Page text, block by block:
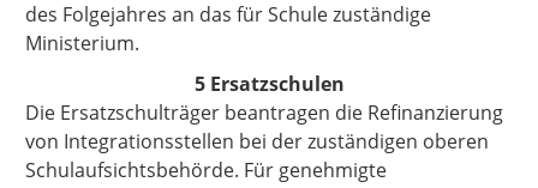
des Folgejahres an das für Schule zuständige
Ministerium.
5 Ersatzschulen
Die Ersatzschulträger beantragen die Refinanzierung
von Integrationsstellen bei der zuständigen oberen
Schulaufsichtsbehörde. Für genehmigte